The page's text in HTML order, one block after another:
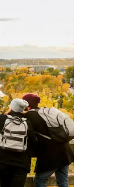
dessus et en les faisant glisser.